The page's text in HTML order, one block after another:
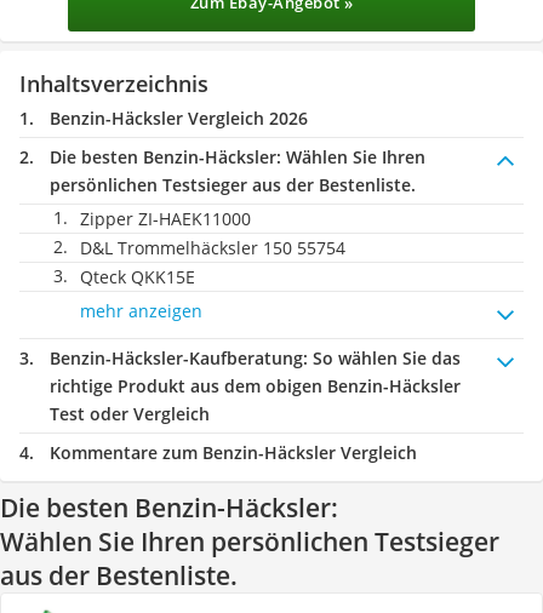
Inhaltsverzeichnis
Benzin-Häcksler Vergleich 2026
Die besten Benzin-Häcksler: Wählen Sie Ihren
persönlichen Testsieger aus der Bestenliste.
Zipper ZI-HAEK11000
D&L Trommelhäcksler 150 55754
Qteck QKK15E
mehr anzeigen
Benzin-Häcksler-Kaufberatung: So wählen Sie das
richtige Produkt aus dem obigen Benzin-Häcksler
Test oder Vergleich
Kommentare zum Benzin-Häcksler Vergleich
Die besten Benzin-Häcksler:
Wählen Sie Ihren persönlichen Testsieger
aus der Bestenliste.